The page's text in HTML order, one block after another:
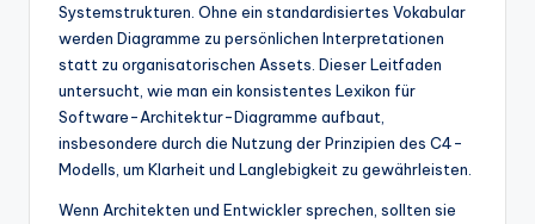
o
ft
w
Systemstrukturen. Ohne ein standardisiertes Vokabular
werden Diagramme zu persönlichen Interpretationen
statt zu organisatorischen Assets. Dieser Leitfaden
untersucht, wie man ein konsistentes Lexikon für
Software-Architektur-Diagramme aufbaut,
insbesondere durch die Nutzung der Prinzipien des C4-
Modells, um Klarheit und Langlebigkeit zu gewährleisten.
Wenn Architekten und Entwickler sprechen, sollten sie